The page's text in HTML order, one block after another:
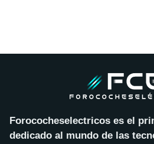
Forococheselectricos es el
dedicado al mundo de las